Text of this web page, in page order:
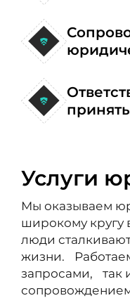
Услуги
Мы оказываем
широкому кругу
люди
жизни.
запросами, так